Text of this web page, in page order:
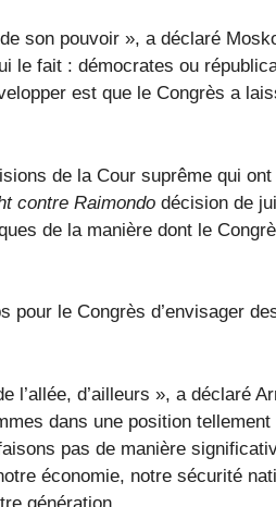
son pouvoir », a déclaré
le fait : démocrates ou
est que le Congrès a
de la Cour suprême qui
contre Raimondo décision de
de la manière dont le
pour le Congrès d’envisager
l’allée, d’ailleurs », a déclaré
dans une position tellement
pas de manière
économie, notre sécurité